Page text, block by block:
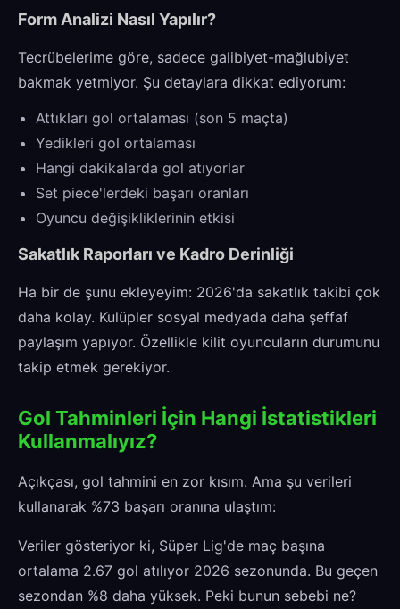
Form Analizi Nasıl Yapılır?
Tecrübelerime göre, sadece galibiyet-mağlubiyet
bakmak yetmiyor. Şu detaylara dikkat ediyorum:
Attıkları gol ortalaması (son 5 maçta)
Yedikleri gol ortalaması
Hangi dakikalarda gol atıyorlar
Set piece'lerdeki başarı oranları
Oyuncu değişikliklerinin etkisi
Sakatlık Raporları ve Kadro Derinliği
Ha bir de şunu ekleyeyim: 2026'da sakatlık takibi çok
daha kolay. Kulüpler sosyal medyada daha şeffaf
paylaşım yapıyor. Özellikle kilit oyuncuların durumunu
takip etmek gerekiyor.
Gol Tahminleri İçin Hangi İstatistikleri
Kullanmalıyız?
Açıkçası, gol tahmini en zor kısım. Ama şu verileri
kullanarak %73 başarı oranına ulaştım:
Veriler gösteriyor ki, Süper Lig'de maç başına
ortalama 2.67 gol atılıyor 2026 sezonunda. Bu geçen
sezondan %8 daha yüksek. Peki bunun sebebi ne?